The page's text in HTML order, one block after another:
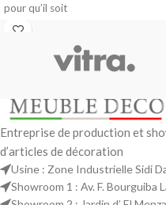
pour qu’il soit
Entreprise de production et
d’articles de décoration
Usine : Zone Industrielle Sidi
Showroom 1 : Av. F. Bourguiba